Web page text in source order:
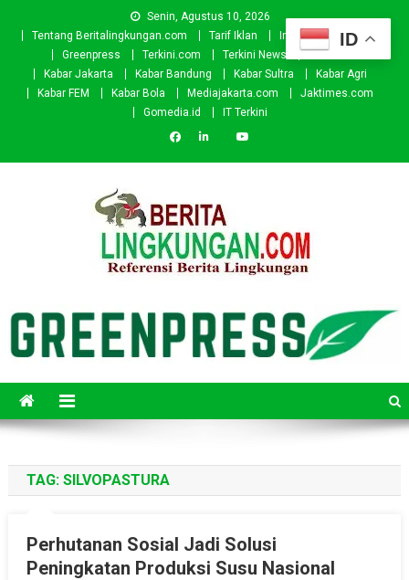
Senin, Agustus 10, 2026
Tentang Beritalingkungan.com
Tarif Iklan Investor
Donasi
Greenpress
Terkini.com Terkini News
Kabar.id
Kabar Jakarta
Kabar Bandung Kabar Sultra
Kabar Agri
Kabar FEM
Kabar Bola Mediajakarta.com
Jaktimes.com
Gomedia.id
IT Terkini
TAG: SILVOPASTURA
Perhutanan Sosial Jadi Solusi
Peningkatan Produksi Susu Nasional
ID